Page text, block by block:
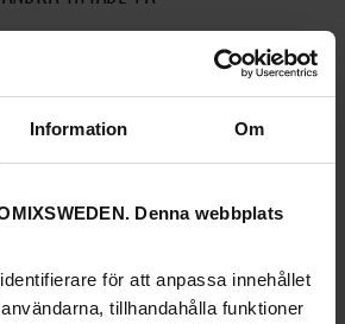
Information Om
Denna webbplats
för att anpassa innehållet
tillhandahålla funktioner